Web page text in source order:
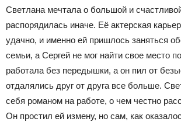
Светлана мечтала о большой и
распорядилась иначе. Её актерская
удачно, и именно ей пришлось заняться
семьи, а Сергей не мог найти свое место
работала без передышки, а он пил от
отдалялись друг от друга все больше.
себя романом на работе, о чем честно
Он простил ей измену, но сам, как